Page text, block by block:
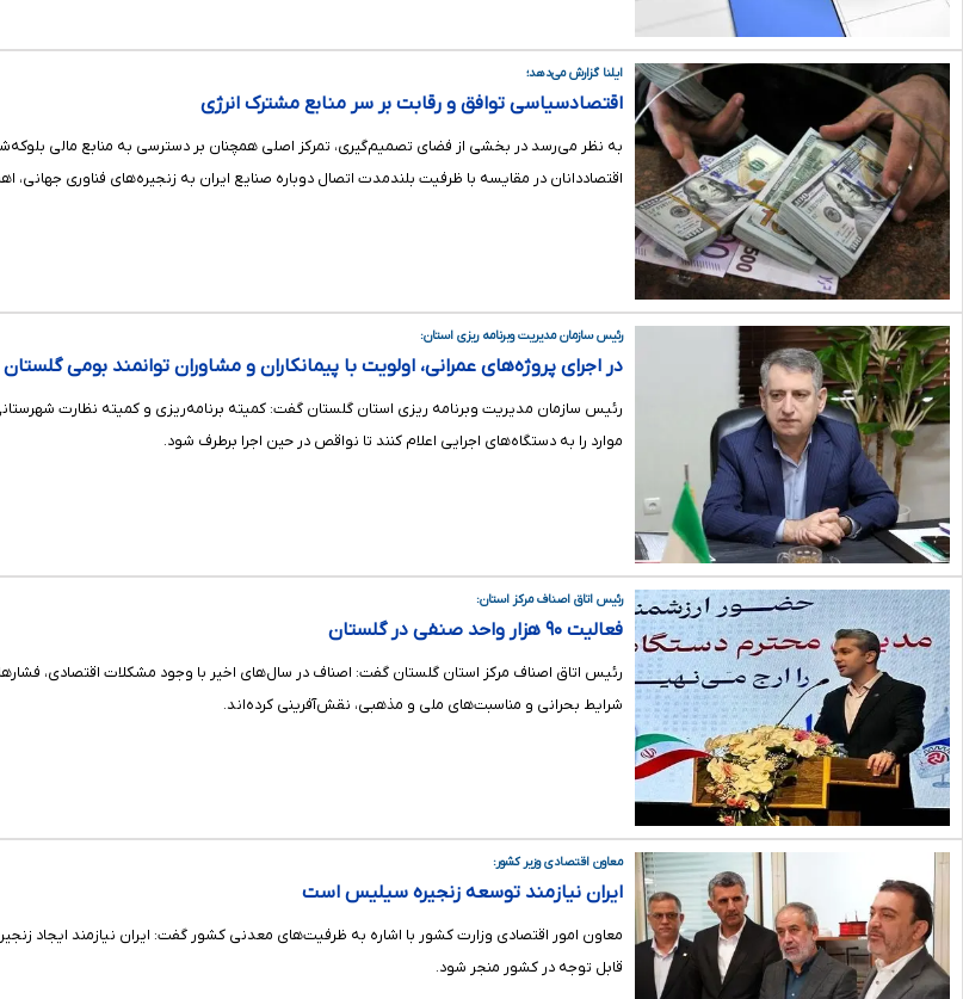
ایلنا گزارش می‌دهد؛
اقتصادسیاسی توافق و رقابت بر سر منابع مشترک انرژی
به نظر می‌رسد در بخشی از فضای تصمیم‌گیری، تمرکز اصلی همچنان بر دسترسی به منابع مالی
اقتصاددانان در مقایسه با ظرفیت بلندمدت اتصال دوباره صنایع ایران به زنجیره‌های فناوری جهانی،
رئیس سازمان مدیریت وبرنامه ریزی استان:
در اجرای پروژه‌های عمرانی، اولویت با پیمانکاران و مشاوران توانمند بومی
رئیس سازمان مدیریت وبرنامه ریزی استان گلستان گفت: کمیته برنامه‌ریزی و کمیته نظارت
موارد را به دستگاه‌های اجرایی اعلام کنند تا نواقص در حین اجرا برطرف شود.
رئیس اتاق اصناف مرکز استان:
فعالیت ۹۰ هزار واحد صنفی در گلستان
رئیس اتاق اصناف مرکز استان گلستان گفت: اصناف در سال‌های اخیر با وجود مشکلات اقتصادی،
شرایط بحرانی و مناسبت‌های ملی و مذهبی، نقش‌آفرینی کرده‌اند.
معاون اقتصادی وزیر کشور:
ایران نیازمند توسعه زنجیره سیلیس است
معاون امور اقتصادی وزارت کشور با اشاره به ظرفیت‌های معدنی کشور گفت: ایران نیازمند ایجاد
قابل توجه در کشور منجر شود.